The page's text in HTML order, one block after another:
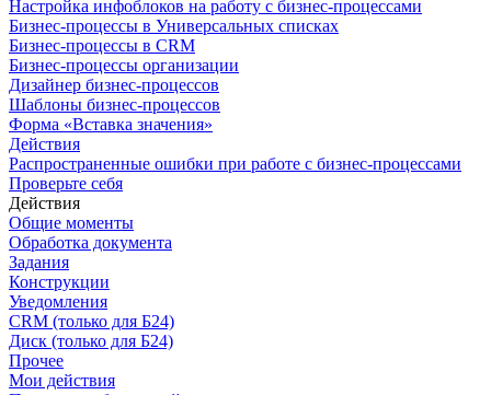
Настройка инфоблоков на работу с бизнес-процессами
Бизнес-процессы в Универсальных списках
Бизнес-процессы в CRM
Бизнес-процессы организации
Дизайнер бизнес-процессов
Шаблоны бизнес-процессов
Форма «Вставка значения»
Действия
Распространенные ошибки при работе с бизнес-процессами
Проверьте себя
Действия
Общие моменты
Обработка документа
Задания
Конструкции
Уведомления
CRM (только для Б24)
Диск (только для Б24)
Прочее
Мои действия